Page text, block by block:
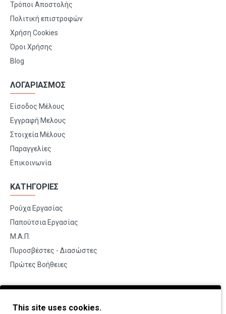
Τρόποι Αποστολής
Πολιτική επιστροφών
Χρήση Cookies
Όροι Χρήσης
Blog
ΛΟΓΑΡΙΑΣΜΟΣ
Είσοδος Μέλους
Εγγραφή Μελους
Στοιχεία Μέλους
Παραγγελίες
Επικοινωνία
ΚΑΤΗΓΟΡΙΕΣ
Ρούχα Εργασίας
Παπούτσια Εργασίας
Μ.Α.Π.
Πυροσβέστες - Διασώστες
Πρώτες Βοήθειες
BRANDS
Payper
This site uses cookies.